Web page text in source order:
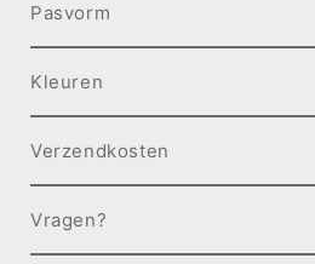
Pasvorm
Kleuren
Verzendkosten
Vragen?